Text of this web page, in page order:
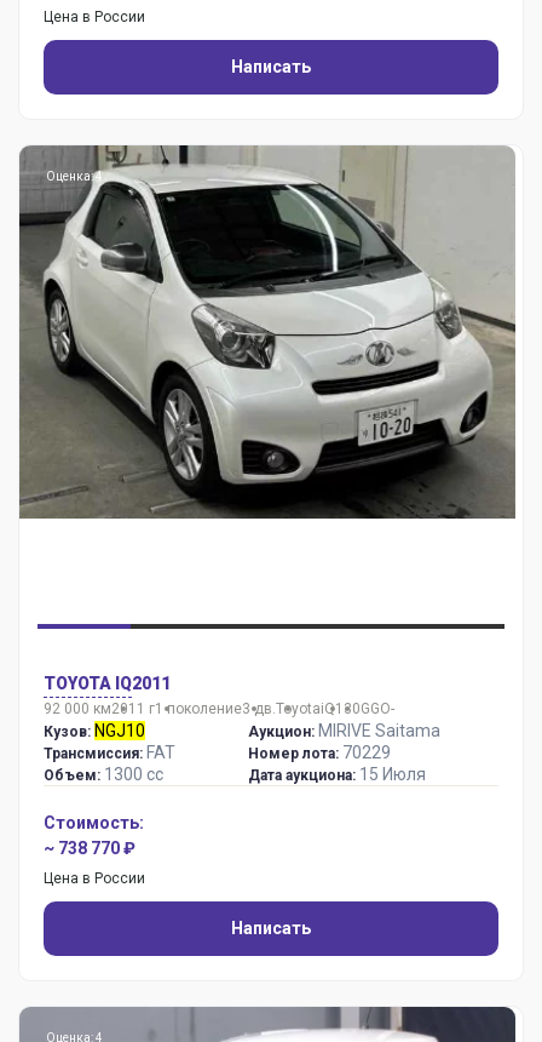
Цена в России
Написать
Оценка: 4
TOYOTA IQ2011
92 000 км2011 г1 поколение3 дв.ToyotaiQ130GGO-
Кузов: NGJ10
Трансмиссия: FAT
Объем: 1300 сс
Аукцион: MIRIVE Saitama
Номер лота: 70229
Дата аукциона: 15 Июля
Стоимость:
~ 738 770 ₽
Цена в России
Написать
Оценка: 4